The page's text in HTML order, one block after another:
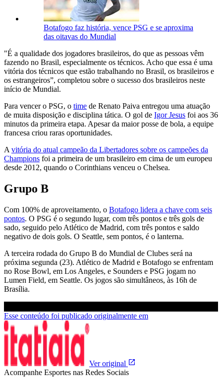
Botafogo faz história, vence PSG e se aproxima
das oitavas do Mundial
"É a qualidade dos jogadores brasileiros, do que as pessoas vêm
fazendo no Brasil, especialmente os técnicos. Acho que essa é uma
vitória dos técnicos que estão trabalhando no Brasil, os brasileiros e
os estrangeiros”, completou sobre o sucesso dos brasileiros neste
início de Mundial.
Para vencer o PSG, o time de Renato Paiva entregou uma atuação
de muita disposição e disciplina tática. O gol de Igor Jesus foi aos 36
minutos da primeira etapa. Apesar da maior posse de bola, a equipe
francesa criou raras oportunidades.
A vitória do atual campeão da Libertadores sobre os campeões da
Champions foi a primeira de um brasileiro em cima de um europeu
desde 2012, quando o Corinthians venceu o Chelsea.
Grupo B
Com 100% de aproveitamento, o Botafogo lidera a chave com seis
pontos. O PSG é o segundo lugar, com três pontos e três gols de
sado, seguido pelo Atlético de Madrid, com três pontos e saldo
negativo de dois gols. O Seattle, sem pontos, é o lanterna.
A terceira rodada do Grupo B do Mundial de Clubes será na
próxima segunda (23). Atlético de Madrid e Botafogo se enfrentam
no Rose Bowl, em Los Angeles, e Sounders e PSG jogam no
Lumen Field, em Seattle. Os jogos são simultâneos, às 16h de
Brasília.
Esse conteúdo foi publicado originalmente em
Ver original
Acompanhe Esportes nas Redes Sociais